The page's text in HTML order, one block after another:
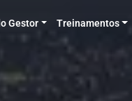
Gestor Treinamentos